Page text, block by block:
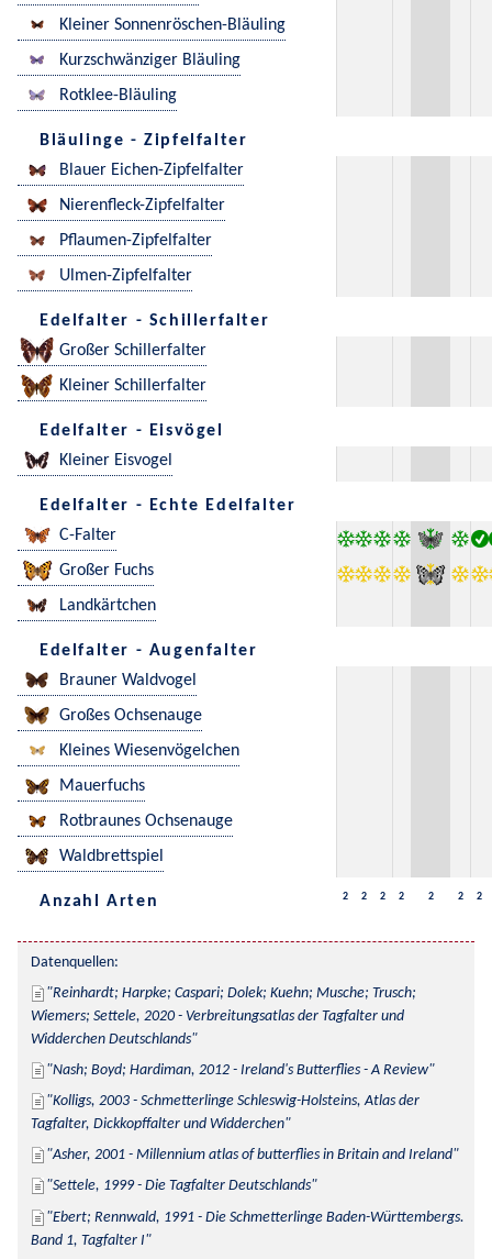
Kleiner Sonnenröschen-Bläuling
Kurzschwänziger Bläuling
Rotklee-Bläuling
Bläulinge - Zipfelfalter
Blauer Eichen-Zipfelfalter
Nierenfleck-Zipfelfalter
Pflaumen-Zipfelfalter
Ulmen-Zipfelfalter
Edelfalter - Schillerfalter
Großer Schillerfalter
Kleiner Schillerfalter
Edelfalter - Eisvögel
Kleiner Eisvogel
Edelfalter - Echte Edelfalter
C-Falter
Großer Fuchs
Landkärtchen
Edelfalter - Augenfalter
Brauner Waldvogel
Großes Ochsenauge
Kleines Wiesenvögelchen
Mauerfuchs
Rotbraunes Ochsenauge
Waldbrettspiel
Anzahl Arten 2 2 2 2 2 2 2
Datenquellen:
Reinhardt; Harpke; Caspari; Dolek; Kuehn; Musche; Trusch;
Wiemers; Settele, 2020 - Verbreitungsatlas der Tagfalter und
Widderchen Deutschlands
Nash; Boyd; Hardiman, 2012 - Ireland's Butterflies - A Review
Kolligs, 2003 - Schmetterlinge Schleswig-Holsteins, Atlas der
Tagfalter, Dickkopffalter und Widderchen
Asher, 2001 - Millennium atlas of butterflies in Britain and Ireland
Settele, 1999 - Die Tagfalter Deutschlands
Ebert; Rennwald, 1991 - Die Schmetterlinge Baden-Württembergs.
Band 1, Tagfalter I